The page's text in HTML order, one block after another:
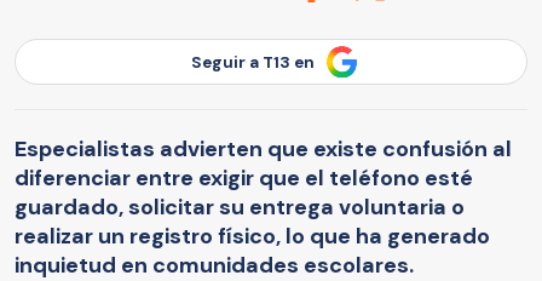
Seguir a T13 en
Especialistas advierten que existe confusión al
diferenciar entre exigir que el teléfono esté
guardado, solicitar su entrega voluntaria o
realizar un registro físico, lo que ha generado
inquietud en comunidades escolares.